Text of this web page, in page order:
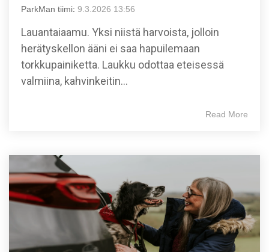
ParkMan tiimi: 9.3.2026 13:56
Lauantaiaamu. Yksi niistä harvoista, jolloin
herätyskellon ääni ei saa hapuilemaan
torkkupainiketta. Laukku odottaa eteisessä
valmiina, kahvinkeitin...
Read More